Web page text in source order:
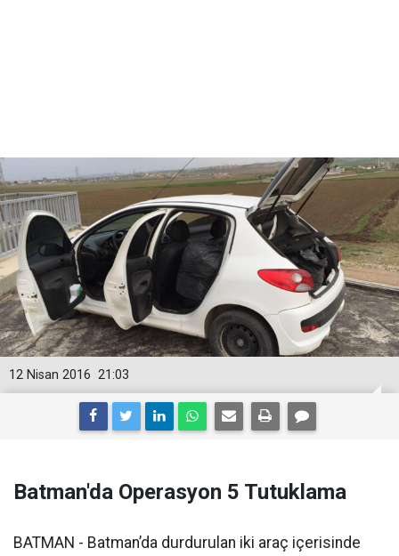
21:03
12 Nisan 2016
Batman'da Operasyon 5 Tutuklama
BATMAN - Batman’da durdurulan iki araç içerisinde